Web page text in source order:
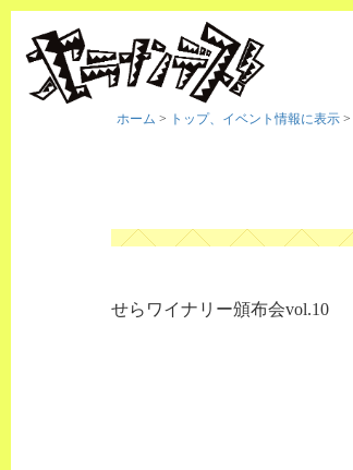
ホーム > トップ、イベント情報に表示 >
せらワイナリー頒布会vol.10